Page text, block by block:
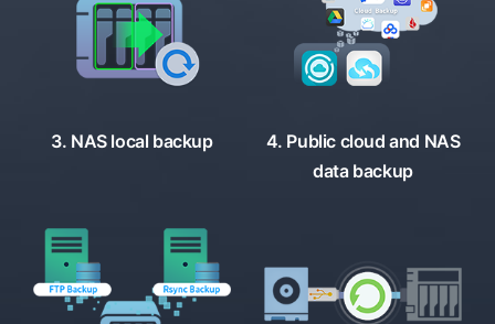
3. NAS local backup
4. Public cloud and NAS
data backup